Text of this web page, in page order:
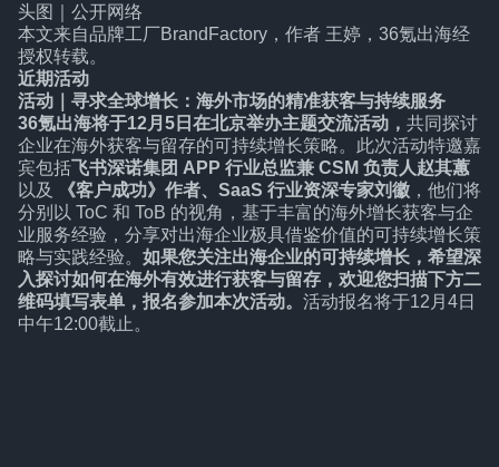
头图｜公开网络
本文来自品牌工厂BrandFactory ，作者 王婷，36氪出海经
授权转载。
近期活动
活动｜寻求全球增长：海外市场的精准获客与持续服务
36氪出海将于12月5日在北京举办主题交流活动， 共同探讨
企业在海外获客与留存的可持续增长策略。此次活动特邀嘉
宾包括飞书深诺集团 APP 行业总监兼 CSM 负责人赵其蕙
以及
《客户成功》作者、SaaS 行业资深专家刘徽 ，他们将
分别以 ToC 和 ToB 的视角，基于丰富的海外增长获客与企
业服务经验，分享对出海企业极具借鉴价值的可持续增长策
略与实践经验。 如果您关注出海企业的可持续增长，希望深
入探讨如何在海外有效进行获客与留存，欢迎您扫描下方二
维码填写表单，报名参加本次活动。 活动报名将于12月4日
中午12:00截止。